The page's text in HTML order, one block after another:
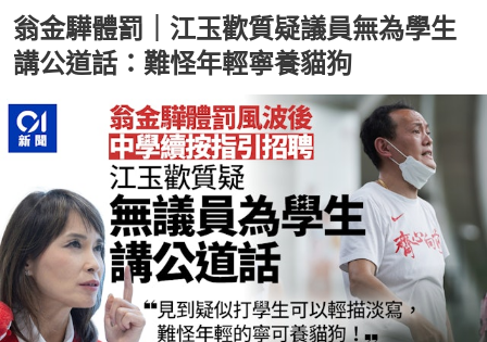
翁金驊體罰｜江玉歡質疑議員無為學生
講公道話：難怪年輕寧養貓狗